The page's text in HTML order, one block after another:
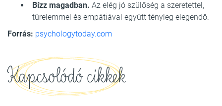
Bízz magadban. Az elég jó szülőség a szeretettel,
türelemmel és empátiával együtt tényleg elegendő.
Forrás: psychologytoday.com
Kapcsolódó cikkek